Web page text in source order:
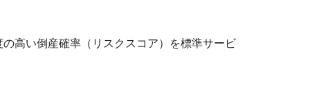
高い倒産確率（リスクスコア）を標準サービ